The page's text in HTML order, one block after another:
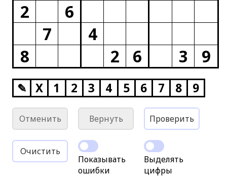
2
6
7
4
8
2 6 3 9
✎ X 1 2 3 4 5 6 7 8 9
Отменить Вернуть Проверить
Очистить
Показывать
ошибки
Выделять
цифры